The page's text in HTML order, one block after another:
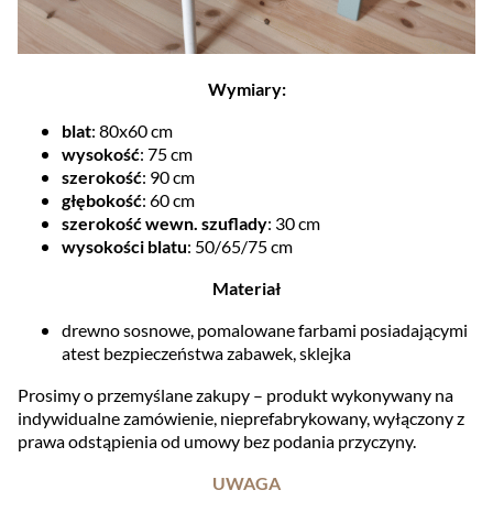
Wymiary:
blat: 80x60 cm
wysokość: 75 cm
szerokość: 90 cm
głębokość: 60 cm
szerokość wewn. szuflady: 30 cm
wysokości blatu: 50/65/75 cm
Materiał
drewno sosnowe, pomalowane farbami posiadającymi
atest bezpieczeństwa zabawek, sklejka
Prosimy o przemyślane zakupy – produkt wykonywany na
indywidualne zamówienie, nieprefabrykowany, wyłączony z
prawa odstąpienia od umowy bez podania przyczyny.
UWAGA